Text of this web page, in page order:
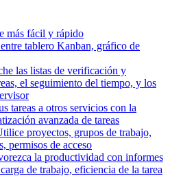
más fácil y rápido
tablero Kanban, gráfico de
las listas de verificación y
el seguimiento del tiempo, y los
tareas a otros servicios con la
avanzada de tareas
proyectos, grupos de trabajo,
permisos de acceso
la productividad con informes
de trabajo, eficiencia de la tarea